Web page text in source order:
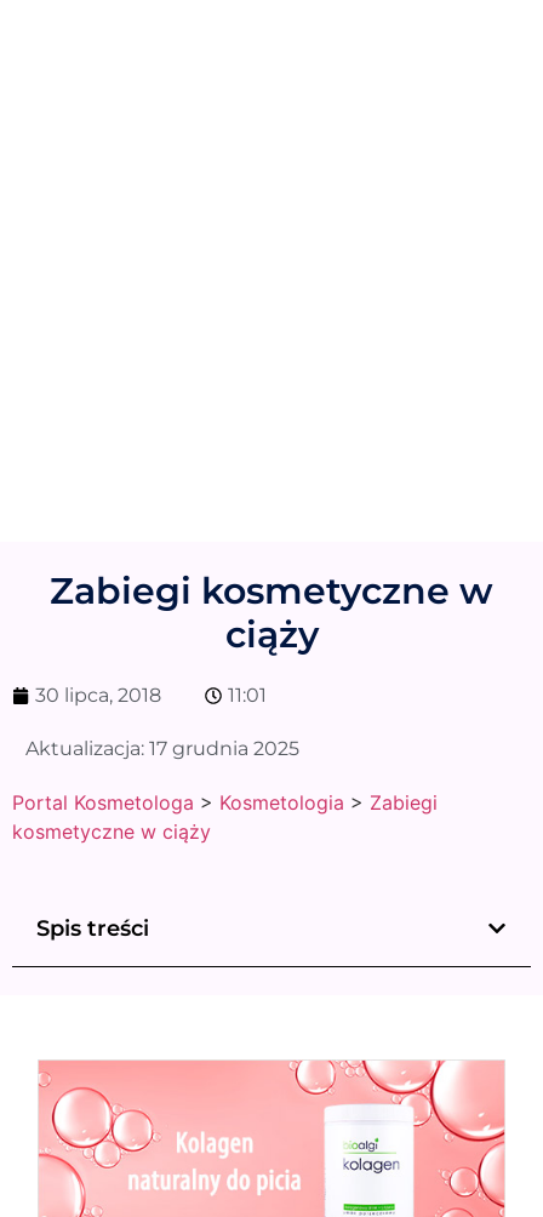
Zabiegi kosmetyczne w
ciąży
30 lipca, 2018 11:01
Aktualizacja: 17 grudnia 2025
Portal Kosmetologa > Kosmetologia > Zabiegi
kosmetyczne w ciąży
Spis treści